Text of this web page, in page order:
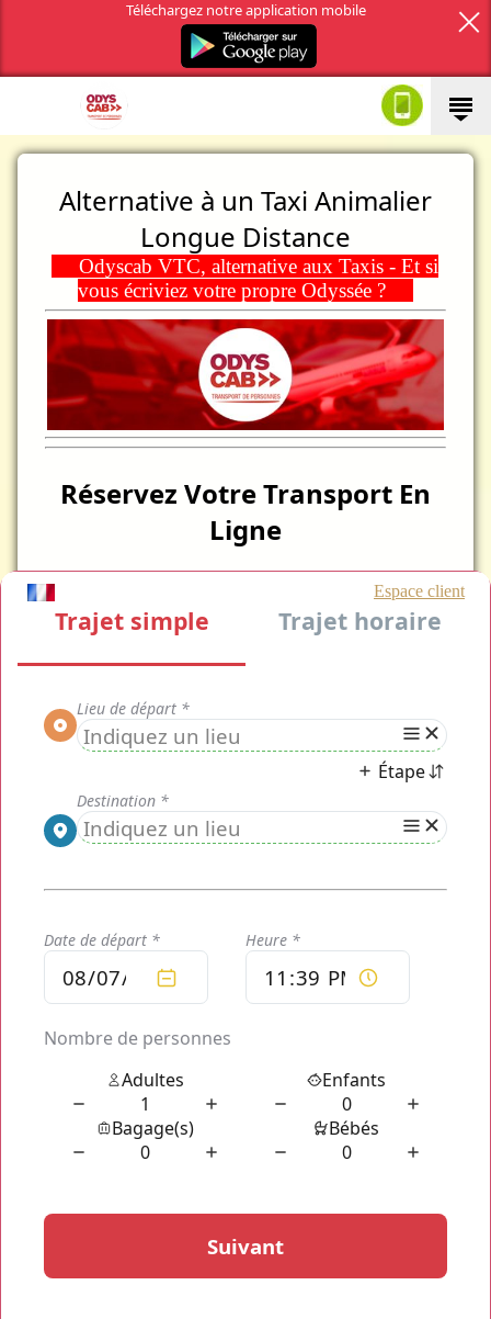
Téléchargez notre application mobile
Alternative à un Taxi Animalier
Longue Distance
Odyscab VTC, alternative aux Taxis - Et si
vous écriviez votre propre Odyssée ?
Réservez Votre Transport En
Ligne